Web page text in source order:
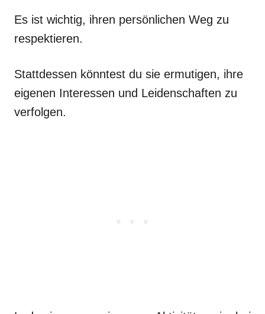
Es ist wichtig, ihren persönlichen Weg zu
respektieren.
Stattdessen könntest du sie ermutigen, ihre
eigenen Interessen und Leidenschaften zu
verfolgen.